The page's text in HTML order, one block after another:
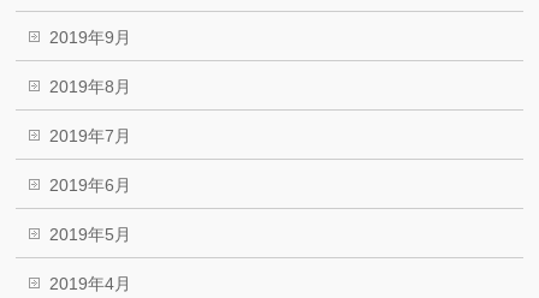
2019年9月
2019年8月
2019年7月
2019年6月
2019年5月
2019年4月